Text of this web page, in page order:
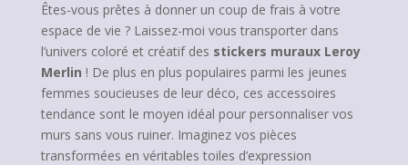
Êtes-vous prêtes à donner un coup de frais à votre
espace de vie ? Laissez-moi vous transporter dans
l’univers coloré et créatif des stickers muraux Leroy
Merlin ! De plus en plus populaires parmi les jeunes
femmes soucieuses de leur déco, ces accessoires
tendance sont le moyen idéal pour personnaliser vos
murs sans vous ruiner. Imaginez vos pièces
transformées en véritables toiles d’expression